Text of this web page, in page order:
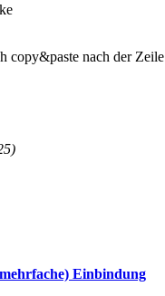
copy&paste nach der Zeile
Einbindung